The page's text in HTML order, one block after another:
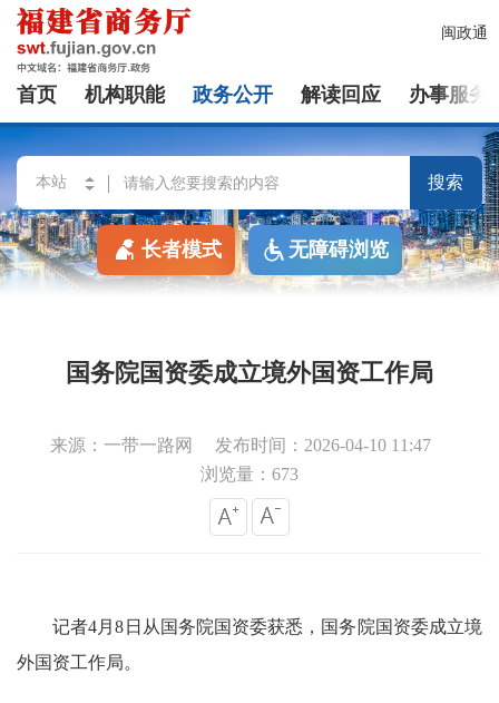
闽政通
首页 机构职能 政务公开 解读回应 办事服务
搜索
长者模式 无障碍浏览
国务院国资委成立境外国资工作局
来源：一带一路网
发布时间：2026-04-10 11:47
浏览量：673
记者4月8日从国务院国资委获悉，国务院国资委成立境
外国资工作局。